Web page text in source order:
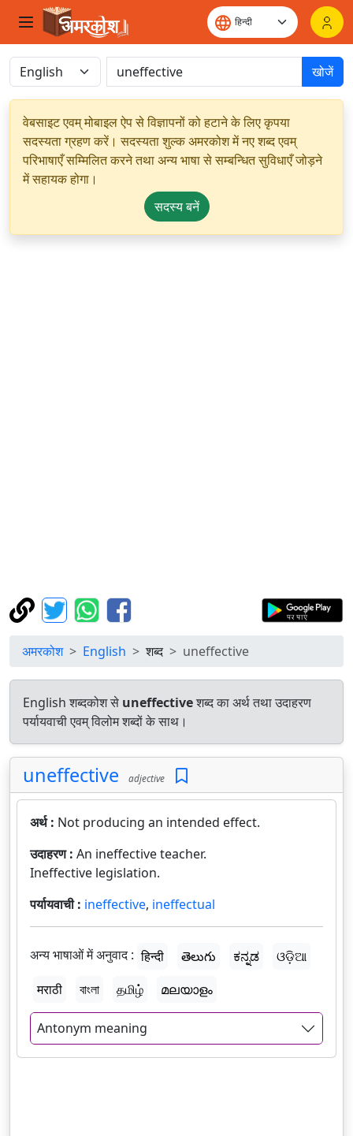
खोजें
वेबसाइट एवम् मोबाइल ऐप से विज्ञापनों को हटाने के लिए कृपया
सदस्यता ग्रहण करें। सदस्यता शुल्क अमरकोश में नए शब्द एवम्
परिभाषाएँ सम्मिलित करने तथा अन्य भाषा से सम्बन्धित सुविधाएँ जोड़ने
में सहायक होगा।
सदस्य बनें
अमरकोश English शब्द uneffective
English शब्दकोश से uneffectiveशब्द का अर्थ तथा उदाहरण
पर्यायवाची एवम् विलोम शब्दों के साथ।
uneffective adjective
अर्थ : Not producing an intended effect.
उदाहरण : An ineffective teacher.
Ineffective legislation.
पर्यायवाची : ineffective, ineffectual
अन्य भाषाओं में अनुवाद : हिन्दी తెలుగు ಕನ್ನಡ
ଓଡ଼ିଆ
मराठी
বাংলা தமிழ் മലയാളം
Antonym meaning